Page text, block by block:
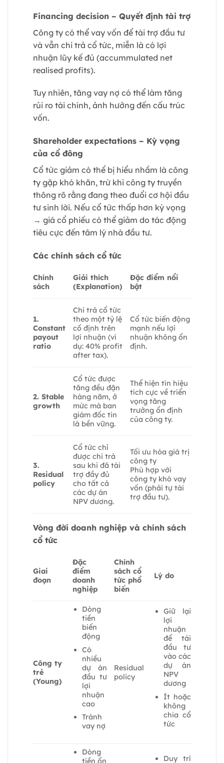
Financing decision – Quyết định tài trợ
Công ty có thể vay vốn để tài trợ đầu tư
và vẫn chi trả cổ tức, miễn là có lợi
nhuận lũy kế đủ (accummulated net
realised profits).
Tuy nhiên, tăng vay nợ có thể làm tăng
rủi ro tài chính, ảnh hưởng đến cấu trúc
vốn.
Shareholder expectations – Kỳ vọng
của cổ đông
Cổ tức giảm có thể bị hiểu nhầm là công
ty gặp khó khăn, trừ khi công ty truyền
thông rõ rằng đang theo đuổi cơ hội đầu
tư sinh lời. Nếu cổ tức thấp hơn kỳ vọng
→ giá cổ phiếu có thể giảm do tác động
tiêu cực đến tâm lý nhà đầu tư.
Các chính sách cổ tức
Chính
sách
Giải thích
(Explanation)
Đặc điểm nổi
bật
1.
Constant
payout
ratio
Chi trả cổ tức
theo một tỷ lệ
cố định trên
lợi nhuận (ví
dụ: 40% profit
after tax).
Cổ tức biến động
mạnh nếu lợi
nhuận không ổn
định.
2. Stable
growth
Cổ tức được
tăng đều đặn
hàng năm, ở
mức mà ban
giám đốc tin
là bền vững.
Thể hiện tín hiệu
tích cực về triển
vọng tăng
trưởng ổn định
của công ty.
3.
Residual
policy
Cổ tức chỉ
được chi trả
sau khi đã tài
trợ đầy đủ
cho tất cả
các dự án
NPV dương.
Tối ưu hóa giá trị
công ty
Phù hợp với
công ty khó vay
vốn (phải tự tài
trợ đầu tư).
Vòng đời doanh nghiệp và chính sách
cổ tức
Giai
đoạn
Đặc
điểm
doanh
nghiệp
Chính
sách cổ
tức phổ
biến
Lý do
Công ty
trẻ
(Young)
Dòng
tiền
biến
động
Có
nhiều
dự án
đầu tư
lợi
nhuận
cao
Tránh
vay nợ
Residual
policy
Giữ lại
lợi
nhuận
để tái
đầu tư
vào các
dự án
NPV
dương
Ít hoặc
không
chia cổ
tức
Dòng
tiền ổn
Duy trì